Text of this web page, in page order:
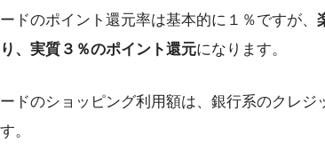
ドのポイント還元率は基本的に１％ですが、
、実質３％のポイント還元になります。
ドのショッピング利用額は、銀行系のクレジ
。